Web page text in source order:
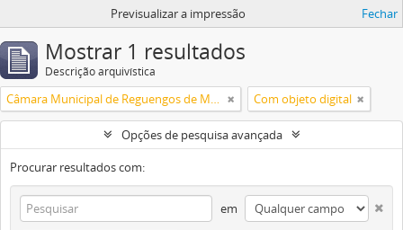
Previsualizar a impressão Fechar
Mostrar 1 resultados
Descrição arquivística
Câmara Municipal de Reguengos de Monsaraz Com objeto digital
Opções de pesquisa avançada
Procurar resultados com:
em